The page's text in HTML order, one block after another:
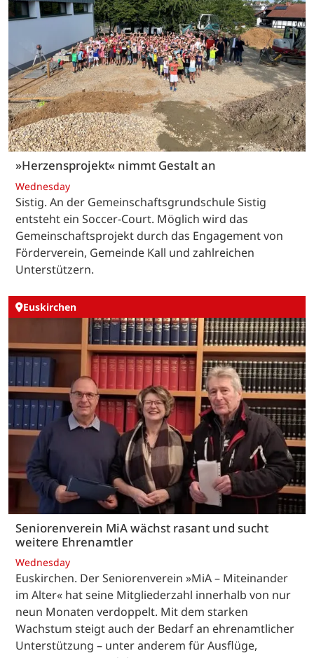
»Herzensprojekt« nimmt Gestalt an
Wednesday
Sistig. An der Gemeinschaftsgrundschule Sistig
entsteht ein Soccer-Court. Möglich wird das
Gemeinschaftsprojekt durch das Engagement von
Förderverein, Gemeinde Kall und zahlreichen
Unterstützern.
Euskirchen
Seniorenverein MiA wächst rasant und sucht
weitere Ehrenamtler
Wednesday
Euskirchen. Der Seniorenverein »MiA – Miteinander
im Alter« hat seine Mitgliederzahl innerhalb von nur
neun Monaten verdoppelt. Mit dem starken
Wachstum steigt auch der Bedarf an ehrenamtlicher
Unterstützung – unter anderem für Ausflüge,